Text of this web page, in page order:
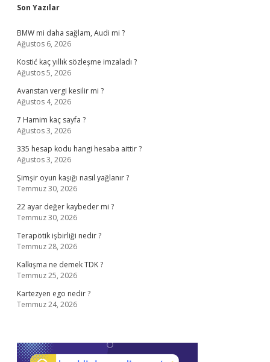
Sidebar
Son Yazılar
BMW mi daha sağlam, Audi mi ?
Ağustos 6, 2026
Kostić kaç yıllık sözleşme imzaladı ?
Ağustos 5, 2026
Avanstan vergi kesilir mi ?
Ağustos 4, 2026
7 Hamim kaç sayfa ?
Ağustos 3, 2026
335 hesap kodu hangi hesaba aittir ?
Ağustos 3, 2026
Şimşir oyun kaşığı nasıl yağlanır ?
Temmuz 30, 2026
22 ayar değer kaybeder mi ?
Temmuz 30, 2026
Terapötik işbirliği nedir ?
Temmuz 28, 2026
Kalkışma ne demek TDK ?
Temmuz 25, 2026
Kartezyen ego nedir ?
Temmuz 24, 2026